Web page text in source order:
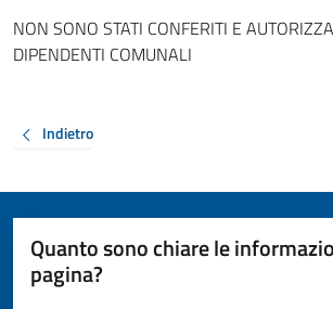
NON SONO STATI CONFERITI E
DIPENDENTI COMUNALI
Indietro
Quanto sono chiare le
pagina?